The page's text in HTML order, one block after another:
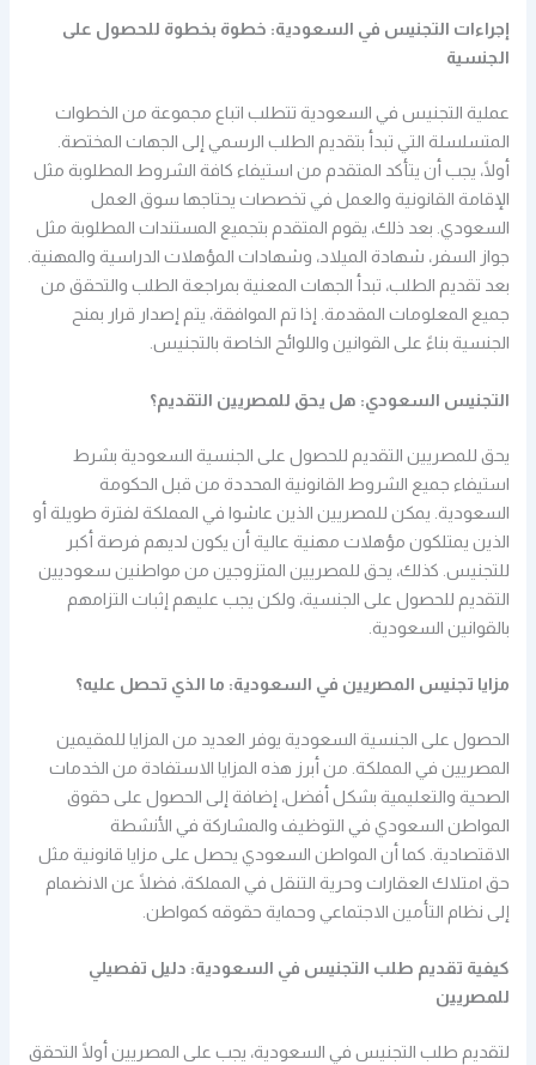
إجراءات التجنيس في السعودية: خطوة بخطوة للحصول على
الجنسية
عملية التجنيس في السعودية تتطلب اتباع مجموعة من الخطوات
المتسلسلة التي تبدأ بتقديم الطلب الرسمي إلى الجهات المختصة.
أولًا، يجب أن يتأكد المتقدم من استيفاء كافة الشروط المطلوبة مثل
الإقامة القانونية والعمل في تخصصات يحتاجها سوق العمل
السعودي. بعد ذلك، يقوم المتقدم بتجميع المستندات المطلوبة مثل
جواز السفر، شهادة الميلاد، وشهادات المؤهلات الدراسية والمهنية.
بعد تقديم الطلب، تبدأ الجهات المعنية بمراجعة الطلب والتحقق من
جميع المعلومات المقدمة. إذا تم الموافقة، يتم إصدار قرار بمنح
الجنسية بناءً على القوانين واللوائح الخاصة بالتجنيس.
التجنيس السعودي: هل يحق للمصريين التقديم؟
يحق للمصريين التقديم للحصول على الجنسية السعودية بشرط
استيفاء جميع الشروط القانونية المحددة من قبل الحكومة
السعودية. يمكن للمصريين الذين عاشوا في المملكة لفترة طويلة أو
الذين يمتلكون مؤهلات مهنية عالية أن يكون لديهم فرصة أكبر
للتجنيس. كذلك، يحق للمصريين المتزوجين من مواطنين سعوديين
التقديم للحصول على الجنسية، ولكن يجب عليهم إثبات التزامهم
بالقوانين السعودية.
مزايا تجنيس المصريين في السعودية: ما الذي تحصل عليه؟
الحصول على الجنسية السعودية يوفر العديد من المزايا للمقيمين
المصريين في المملكة. من أبرز هذه المزايا الاستفادة من الخدمات
الصحية والتعليمية بشكل أفضل، إضافة إلى الحصول على حقوق
المواطن السعودي في التوظيف والمشاركة في الأنشطة
الاقتصادية. كما أن المواطن السعودي يحصل على مزايا قانونية مثل
حق امتلاك العقارات وحرية التنقل في المملكة، فضلًا عن الانضمام
إلى نظام التأمين الاجتماعي وحماية حقوقه كمواطن.
كيفية تقديم طلب التجنيس في السعودية: دليل تفصيلي
للمصريين
لتقديم طلب التجنيس في السعودية، يجب على المصريين أولًا التحقق